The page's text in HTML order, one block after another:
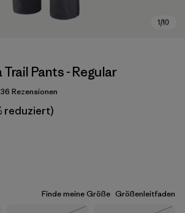
Pants - Regular
4.7 / 5
Rezensionen
reduziert)
Finde meine Größe Größenleitfaden